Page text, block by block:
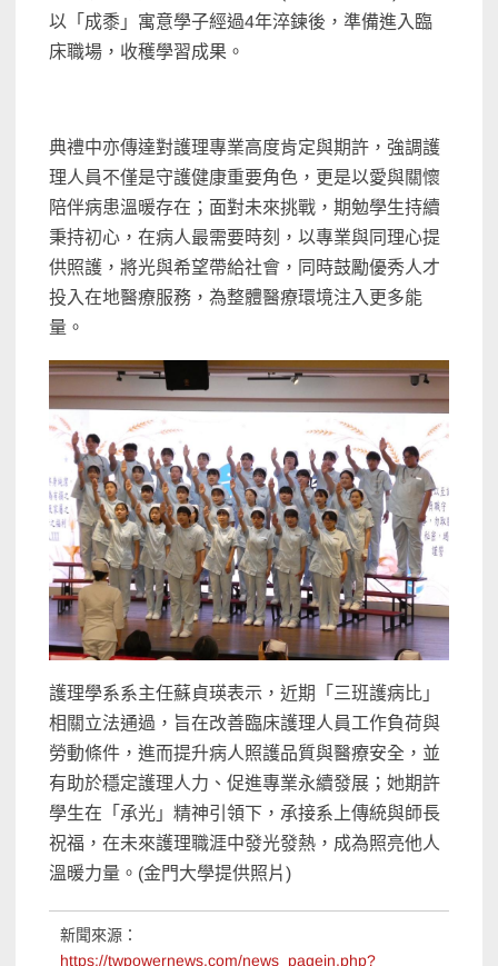
以「成黍」寓意學子經過4年淬鍊後，準備進入臨
床職場，收穫學習成果。
典禮中亦傳達對護理專業高度肯定與期許，強調護
理人員不僅是守護健康重要角色，更是以愛與關懷
陪伴病患溫暖存在；面對未來挑戰，期勉學生持續
秉持初心，在病人最需要時刻，以專業與同理心提
供照護，將光與希望帶給社會，同時鼓勵優秀人才
投入在地醫療服務，為整體醫療環境注入更多能
量。
護理學系系主任蘇貞瑛表示，近期「三班護病比」
相關立法通過，旨在改善臨床護理人員工作負荷與
勞動條件，進而提升病人照護品質與醫療安全，並
有助於穩定護理人力、促進專業永續發展；她期許
學生在「承光」精神引領下，承接系上傳統與師長
祝福，在未來護理職涯中發光發熱，成為照亮他人
溫暖力量。(金門大學提供照片)
新聞來源：
https://twpowernews.com/news_pagein.php?